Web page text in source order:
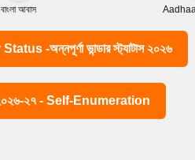
বাংলা আবাস
-অন্নপূর্ণা ভান্ডার স্ট্যাটাস ২০২৬
২০২৬-২৭ - Self-Enumeration